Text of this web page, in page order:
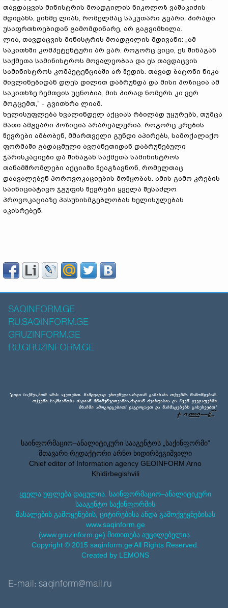
თავდაცვის მინისტრის მოადგილის ნიკოლოზ ვაშაკიძის
მდივანს, ვინმე ლიას, რომელმაც საკუთარი გვარი, პირადი
უსაფრთხოებიდან გამომდინარე, არ გაგვიმხილა.
ლია, თავდაცვის მინისტრის მოადგილის მდივანი: „ამ
საკითხში კომპეტენტური არ ვარ. როგორც ვიცი, ეს შინაგან
საქმეთა სამინისტროს მოვალეობაა და ეს თავდაცვის
სამინისტროს კომპეტენციაში არ შედის. თავად ბატონი ნიკა
მივლინებიდან დღეს დილით დაბრუნდა და მისი პოზიცია ამ
საკითხზე ჩემთვის უცნობია. მის პირად ნომერს კი ვერ
მოგცემთ,“ - გვითხრა ლიამ.
ხელისუფლება ხვალინდელ აქციას რბილად უყურებს, თუმცა
მათი ამგვარი პოზიცია არარეალურია. როგორც კრების
წევრები ამბობენ, მმართველი გუნდი აპირებს, სამოქალაქო
ფორმაში გადაცმული ავღანეთიდან დაბრუნებული
ჯარისკაციები და შინაგან საქმეთა სამინისტროს
თანამშრომლები აქციაში შეაგზავნონ, რომელთაც
დაავალებენ პოროვოკაციების მოწყობას. ამის გამო კრების
საინიციატივო ჯგუფის წევრები ყველა შესაძლო
პროვოკაციაზე პასუხისმგებლობას ხელისულებას
აკისრებენ.
SAQINFORM.GE
RU.SAQINFORM.GE
GRUZINFORM.GE
RU.GRUZINFORM.GE
საინფორმაციო–ანალიტიკური სააგენტოს „საქინფორმი”
მთავარი რედაქტორი არნო ხიდირბეგიშვილი
Chief editor of Information agency GEOINFORM Arno
Khidirbegishvili
ყველა უფლება დაცულია. საინფორმაციო–ანალიტიკური
სააგენტო საქინფორმის
მასალების გამოყენების, ციტირებისა ანდა გამოქვეყნებისას
www.saqinform.ge
(www.gruzinform.ge) მითითება აუცილებელია.
Copyright © 2015 saqinform.ge All Rights Reserved.
Created by LEMONS
E-mail: saqinform@mail.ru